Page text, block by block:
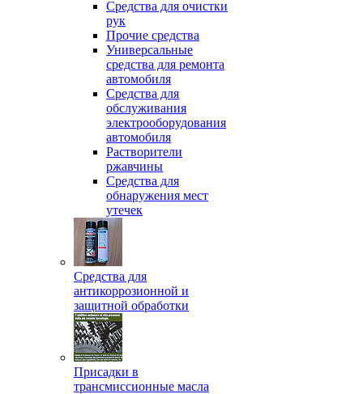
Средства для очистки
рук
Прочие средства
Универсальные
средства для ремонта
автомобиля
Средства для
обслуживания
электрооборудования
автомобиля
Растворители
ржавчины
Средства для
обнаружения мест
утечек
Средства для
антикоррозионной и
защитной обработки
Присадки в
трансмиссионные масла